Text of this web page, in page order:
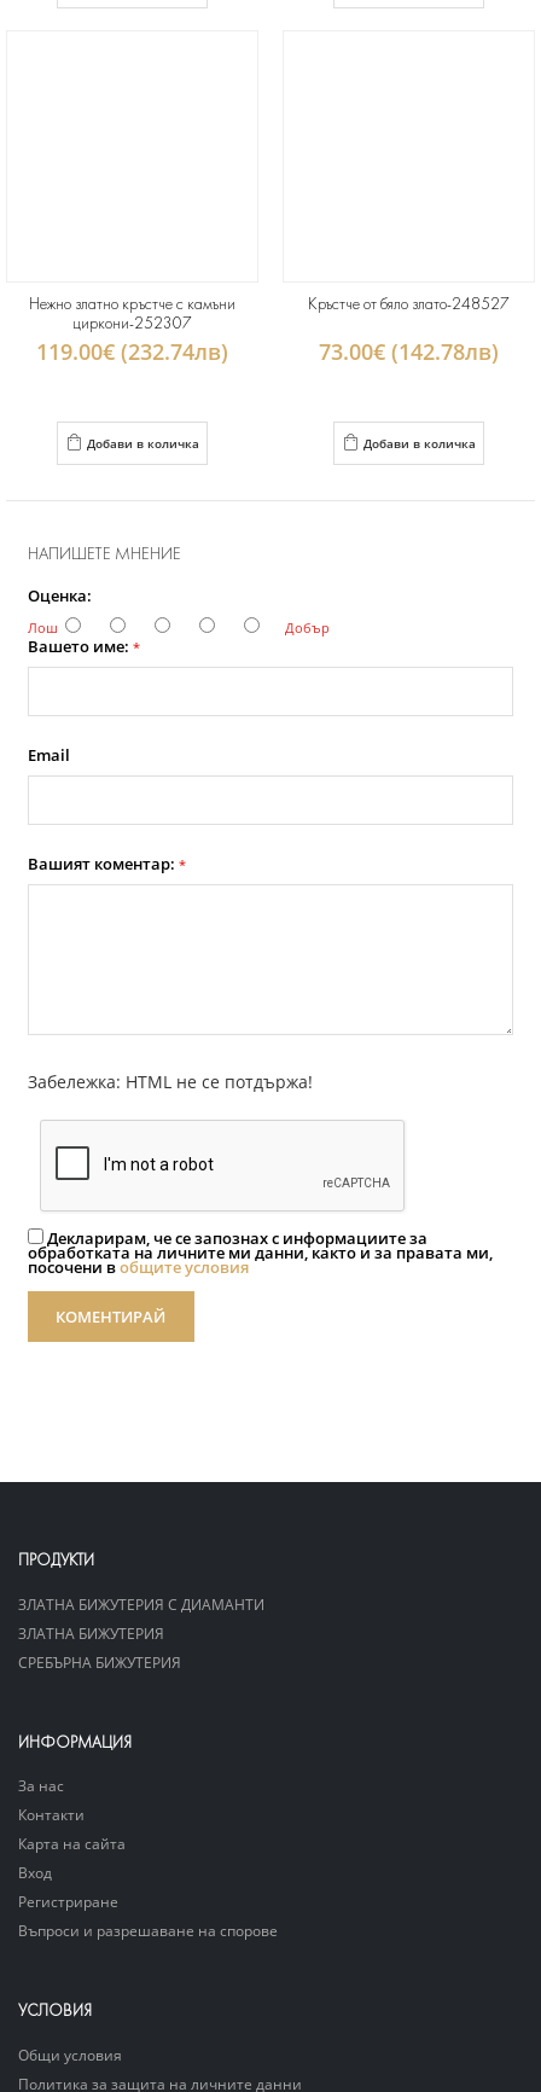
Нежно златно кръстче с камъни
циркони-252307
119.00€ (232.74лв)
Добави в количка
Кръстче от бяло злато-248527
73.00€ (142.78лв)
Добави в количка
НАПИШЕТЕ МНЕНИЕ
Оценка:
Лош Добър
Вашето име: *
Email
Вашият коментар: *
Забележка: HTML не се потдържа!
Декларирам, че се запознах с информациите за
обработката на личните ми данни, както и за правата ми,
посочени вобщите условия
КОМЕНТИРАЙ
ПРОДУКТИ
ЗЛАТНА БИЖУТЕРИЯ С ДИАМАНТИ
ЗЛАТНА БИЖУТЕРИЯ
СРЕБЪРНА БИЖУТЕРИЯ
ИНФОРМАЦИЯ
За нас
Контакти
Карта на сайта
Вход
Регистриране
Въпроси и разрешаване на спорове
УСЛОВИЯ
Общи условия
Политика за защита на личните данни